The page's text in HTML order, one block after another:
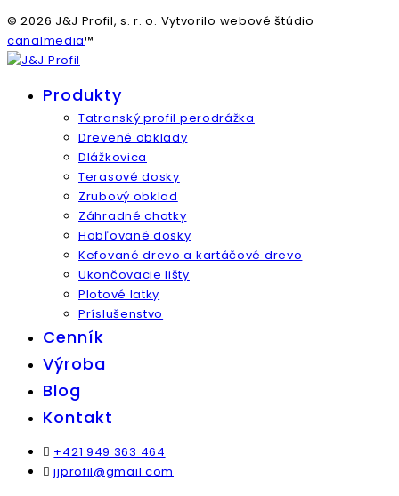
© 2026 J&J Profil, s. r. o. Vytvorilo webové štúdio
canalmedia™
Produkty
Tatranský profil perodrážka
Drevené obklady
Dlážkovica
Terasové dosky
Zrubový obklad
Záhradné chatky
Hobľované dosky
Kefované drevo a kartáčové drevo
Ukončovacie lišty
Plotové latky
Príslušenstvo
Cenník
Výroba
Blog
Kontakt
+421 949 363 464
jjprofil@gmail.com